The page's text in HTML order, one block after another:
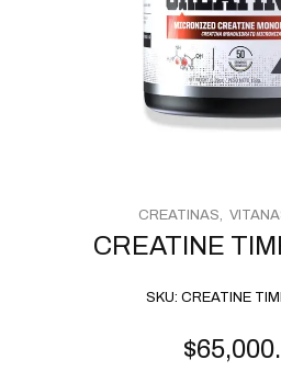
CREATINE
$
SKU: CREATINE
CREATINAS